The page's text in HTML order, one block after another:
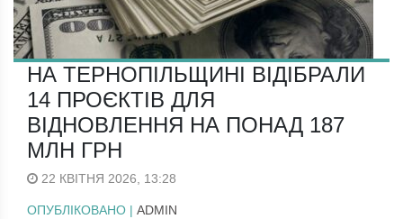
НА ТЕРНОПІЛЬЩИНІ ВІДІБРАЛИ
14 ПРОЄКТІВ ДЛЯ
ВІДНОВЛЕННЯ НА ПОНАД 187
МЛН ГРН
22 КВІТНЯ 2026, 13:28
ОПУБЛІКОВАНО | ADMIN